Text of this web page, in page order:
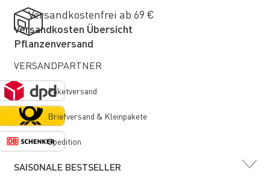
SAISONALE BESTSELLER
Versandkostenfrei ab 69 €
Versandkosten Übersicht
Pflanzenversand
VERSANDPARTNER
Paketversand
Briefversand & Kleinpakete
Spedition